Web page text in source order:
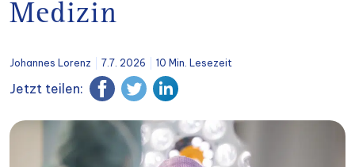
Medizin
Johannes Lorenz 7.7. 2026 10 Min. Lesezeit
Jetzt teilen: